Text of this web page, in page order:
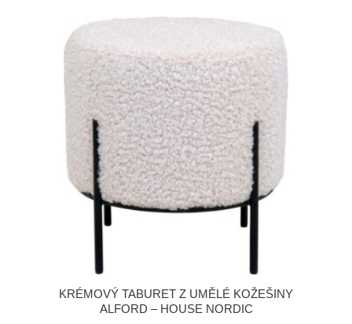
KRÉMOVÝ TABURET Z UMĚLÉ KOŽEŠINY
ALFORD – HOUSE NORDIC